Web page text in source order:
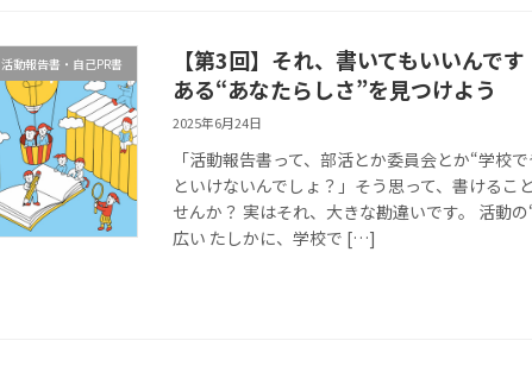
活動報告書・自己PR書
【第3回】それ、書いてもいいんで
ある“あなたらしさ”を見つけよう
2025年6月24日
「活動報告書って、部活とか委員会とか“学校
といけないんでしょ？」そう思って、書けるこ
せんか？ 実はそれ、大きな勘違いです。 活動
広い たしかに、学校で […]